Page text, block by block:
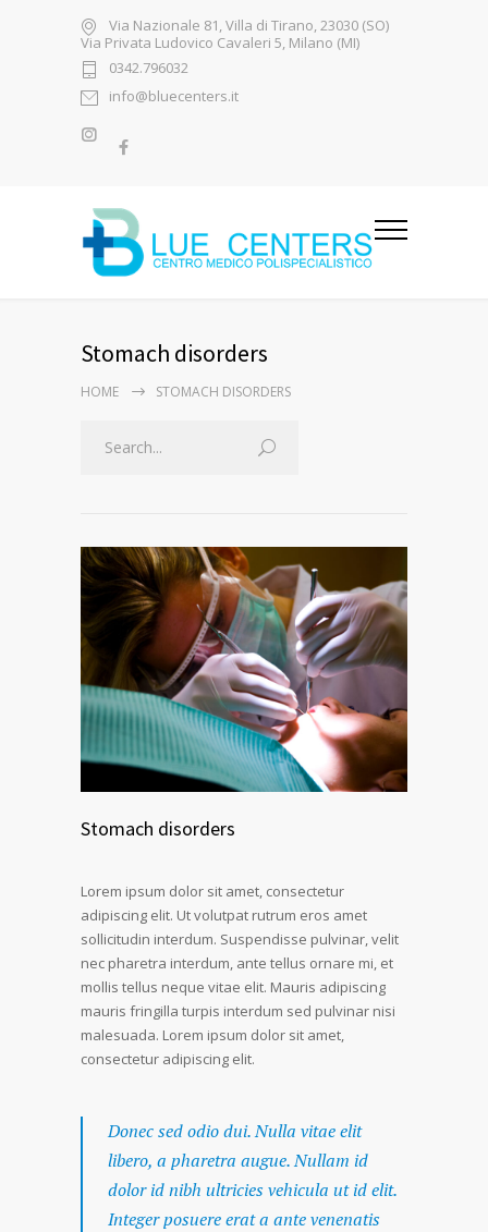
Via Nazionale 81, Villa di Tirano, 23030 (SO)
Via Privata Ludovico Cavaleri 5, Milano (MI)
0342.796032
info@bluecenters.it
Stomach disorders
HOME STOMACH DISORDERS
Stomach disorders
Lorem ipsum dolor sit amet, consectetur
adipiscing elit. Ut volutpat rutrum eros amet
sollicitudin interdum. Suspendisse pulvinar, velit
nec pharetra interdum, ante tellus ornare mi, et
mollis tellus neque vitae elit. Mauris adipiscing
mauris fringilla turpis interdum sed pulvinar nisi
malesuada. Lorem ipsum dolor sit amet,
consectetur adipiscing elit.
Donec sed odio dui. Nulla vitae elit
libero, a pharetra augue. Nullam id
dolor id nibh ultricies vehicula ut id elit.
Integer posuere erat a ante venenatis